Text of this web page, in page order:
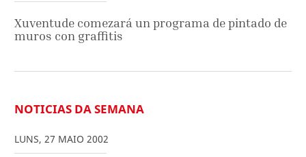
Xuventude comezará un programa de pintado de
muros con graffitis
NOTICIAS DA SEMANA
LUNS, 27 MAIO 2002